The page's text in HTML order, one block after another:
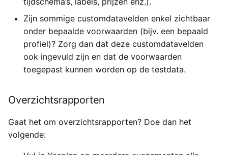
Zijn sommige customdatavelden enkel zichtbaar
onder bepaalde voorwaarden (bijv. een bepaald
profiel)? Zorg dan dat deze customdatavelden
ook ingevuld zijn en dat de voorwaarden
toegepast kunnen worden op de testdata.
Overzichtsrapporten
Gaat het om overzichtsrapporten? Doe dan het
volgende: